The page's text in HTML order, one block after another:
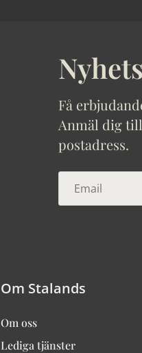
Få
Anmäl dig
postadress.
Om Stalands
Om oss
Lediga tjänster